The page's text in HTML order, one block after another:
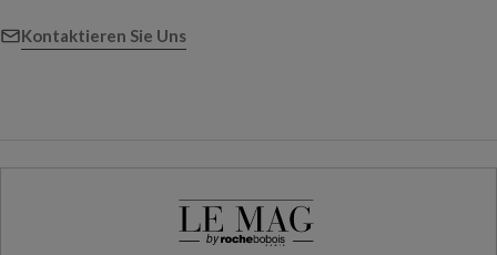
Kontaktieren Sie Uns